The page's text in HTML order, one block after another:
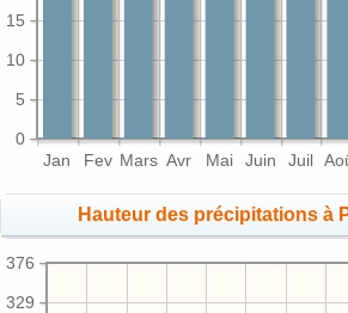
Jan Fev Mars Avr Mai Juin Juil
0
5
10
15
Hauteur des précipitations à
329
376